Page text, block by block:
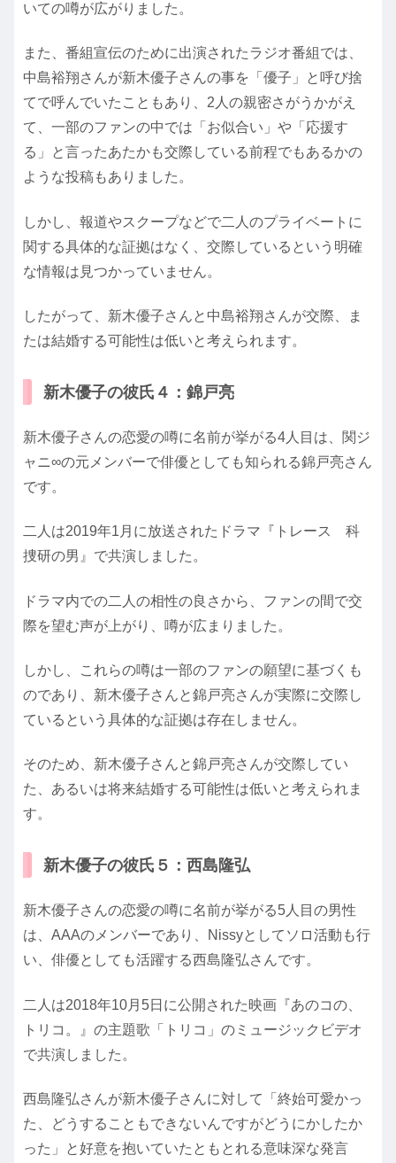
いての噂が広がりました。
また、番組宣伝のために出演されたラジオ番組では、
中島裕翔さんが新木優子さんの事を「優子」と呼び捨
てで呼んでいたこともあり、2人の親密さがうかがえ
て、一部のファンの中では「お似合い」や「応援す
る」と言ったあたかも交際している前程でもあるかの
ような投稿もありました。
しかし、報道やスクープなどで二人のプライベートに
関する具体的な証拠はなく、交際しているという明確
な情報は見つかっていません。
したがって、新木優子さんと中島裕翔さんが交際、ま
たは結婚する可能性は低いと考えられます。
新木優子の彼氏４：錦戸亮
新木優子さんの恋愛の噂に名前が挙がる4人目は、関ジ
ャニ∞の元メンバーで俳優としても知られる錦戸亮さん
です。
二人は2019年1月に放送されたドラマ『トレース 科
捜研の男』で共演しました。
ドラマ内での二人の相性の良さから、ファンの間で交
際を望む声が上がり、噂が広まりました。
しかし、これらの噂は一部のファンの願望に基づくも
のであり、新木優子さんと錦戸亮さんが実際に交際し
ているという具体的な証拠は存在しません。
そのため、新木優子さんと錦戸亮さんが交際してい
た、あるいは将来結婚する可能性は低いと考えられま
す。
新木優子の彼氏５：西島隆弘
新木優子さんの恋愛の噂に名前が挙がる5人目の男性
は、AAAのメンバーであり、Nissyとしてソロ活動も行
い、俳優としても活躍する西島隆弘さんです。
二人は2018年10月5日に公開された映画『あのコの、
トリコ。』の主題歌「トリコ」のミュージックビデオ
で共演しました。
西島隆弘さんが新木優子さんに対して「終始可愛かっ
た、どうすることもできないんですがどうにかしたか
った」と好意を抱いていたともとれる意味深な発言